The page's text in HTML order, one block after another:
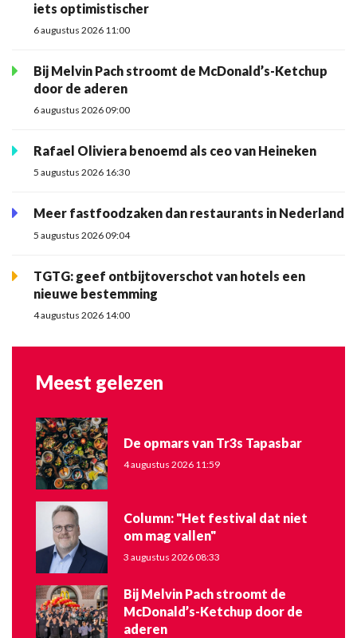
iets optimistischer
6 augustus 2026 11:00
Bij Melvin Pach stroomt de McDonald’s-Ketchup
door de aderen
6 augustus 2026 09:00
Rafael Oliviera benoemd als ceo van Heineken
5 augustus 2026 16:30
Meer fastfoodzaken dan restaurants in Nederland
5 augustus 2026 09:04
TGTG: geef ontbijtoverschot van hotels een
nieuwe bestemming
4 augustus 2026 14:00
Meest gelezen
De opmars van Tr3s Tapasbar
4 augustus 2026 11:59
Column: "Het festival dat niet
om mag vallen"
3 augustus 2026 08:33
Bij Melvin Pach stroomt de
McDonald’s-Ketchup door de
aderen